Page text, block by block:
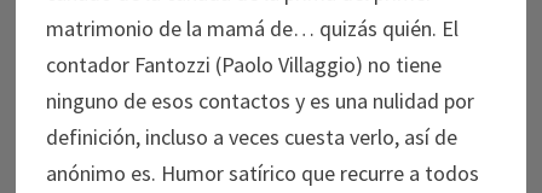
matrimonio de la mamá de… quizás quién. El
contador Fantozzi (Paolo Villaggio) no tiene
ninguno de esos contactos y es una nulidad por
definición, incluso a veces cuesta verlo, así de
anónimo es. Humor satírico que recurre a todos